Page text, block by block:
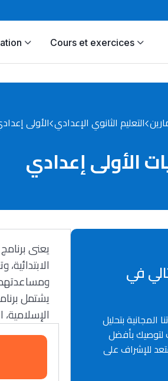
Cours et exercices
التعليم الثانوي الإعدادي الأولى
الأولى إعدادي
يعنى
ومساعدتهم
يشتمل
في
بتحليل
بأفضل
للإشراف على